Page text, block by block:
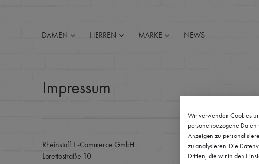
DAMEN HERREN MARKE NEWS
Impressum
Rheinstoff E-Commerce GmbH
Lorettostraße 10
Wir verwenden Cookies
personenbezogene Daten
Anzeigen zu
zu analysieren. Die
Dritten, die wir in den